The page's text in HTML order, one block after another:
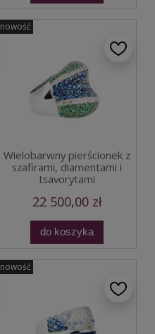
Wielobarwny pierścionek z
szafirami, diamentami i
tsavorytami
22 500,00 zł
do koszyka
nowość
nowość